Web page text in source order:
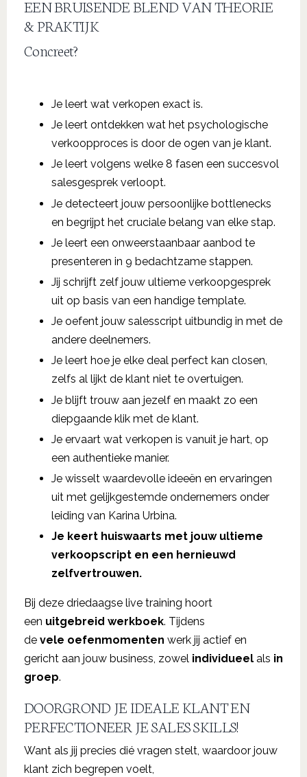
EEN BRUISENDE BLEND VAN THEORIE
& PRAKTIJK
Concreet?
Je leert wat verkopen exact is.
Je leert ontdekken wat het psychologische
verkoopproces is door de ogen van je klant.
Je leert volgens welke 8 fasen een succesvol
salesgesprek verloopt.
Je detecteert jouw persoonlijke bottlenecks
en begrijpt het cruciale belang van elke stap.
Je leert een onweerstaanbaar aanbod te
presenteren in 9 bedachtzame stappen.
Jij schrijft zelf jouw ultieme verkoopgesprek
uit op basis van een handige template.
Je oefent jouw salesscript uitbundig in met de
andere deelnemers.
Je leert hoe je elke deal perfect kan closen,
zelfs al lijkt de klant niet te overtuigen.
Je blijft trouw aan jezelf en maakt zo een
diepgaande klik met de klant.
Je ervaart wat verkopen is vanuit je hart, op
een authentieke manier.
Je wisselt waardevolle ideeën en ervaringen
uit met gelijkgestemde ondernemers onder
leiding van Karina Urbina.
Je keert huiswaarts met jouw ultieme
verkoopscript en een hernieuwd
zelfvertrouwen.
Bij deze driedaagse live training hoort
een uitgebreid werkboek. Tijdens
de vele oefenmomenten werk jij actief en
gericht aan jouw business, zowel individueel als in
groep.
DOORGROND JE IDEALE KLANT EN
PERFECTIONEER JE SALES SKILLS!
Want als jij precies dié vragen stelt, waardoor jouw
klant zich begrepen voelt,